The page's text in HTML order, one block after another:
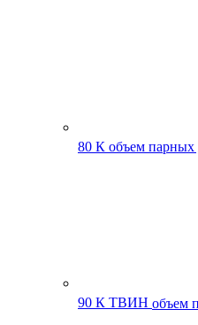
80 К объем парных
90 К ТВИН объем